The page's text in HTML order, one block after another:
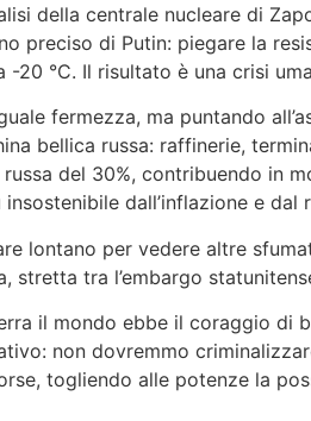
della centrale nucleare di
preciso di Putin: piegare la
20 °C. Il risultato è una crisi
fermezza, ma puntando
bellica russa: raffinerie,
del 30%, contribuendo in
dall’inflazione e
lontano per vedere altre
stretta tra l’embargo
il mondo ebbe il coraggio di
non dovremmo
togliendo alle potenze la